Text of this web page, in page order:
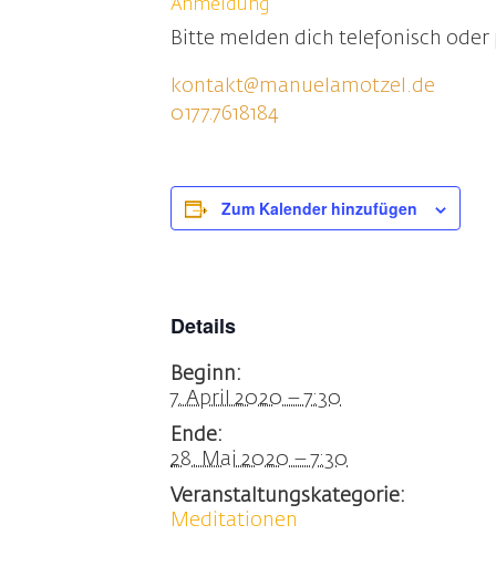
Anmeldung
Bitte melden dich telefonisch oder
kontakt@manuelamotzel.de
0177.7618184
Zum Kalender hinzufügen
Details
Beginn:
7. April 2020 – 7:30
Ende:
28. Mai 2020 – 7:30
Veranstaltungskategorie:
Meditationen